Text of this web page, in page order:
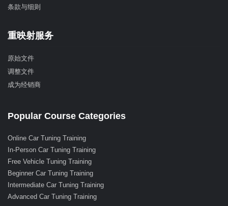
条款与细则
重映射服务
原始文件
调整文件
成为经销商
Popular Course Categories
Online Car Tuning Training
In-Person Car Tuning Training
Free Vehicle Tuning Training
Beginner Car Tuning Training
Intermediate Car Tuning Training
Advanced Car Tuning Training